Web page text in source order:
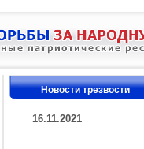
Новости трезвости
16.11.2021